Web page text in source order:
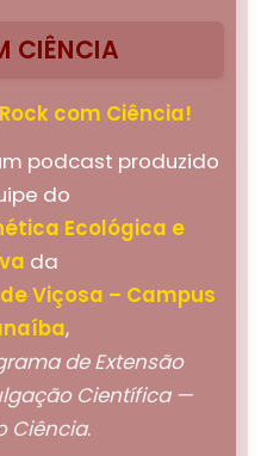
CIÊNCIA
com Ciência!
podcast produzido
do
Ecológica e
da
Viçosa – Campus
,
de Extensão
Científica —
Ciência.